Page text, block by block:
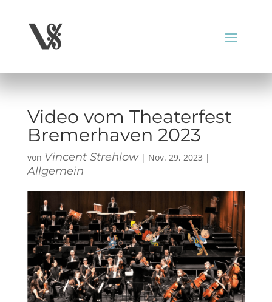
Video vom Theaterfest
Bremerhaven 2023
von Vincent Strehlow| Nov. 29, 2023 |
Allgemein